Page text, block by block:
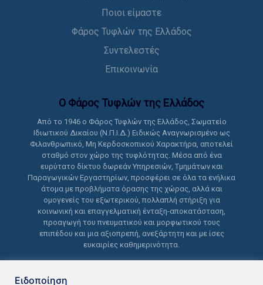
Ποιοι είμαστε
Φάρος Τυφλών της Ελλάδος
Συντελεστές
Επικοινωνία
Ο Φάρος Τυφλών της Ελλάδoς
Από το 1946 ο Φάρος Τυφλών της Ελλάδος, Σωματείο
Ιδιωτικού Δικαίου (Ν.Π.Ι.Δ.) Ειδικώς Αναγνωρισμένο ως
Φιλανθρωπικό, Μη Κερδοσκοπικού Χαρακτήρα, αποτελεί
σταθμό στον χώρο της τυφλότητας. Μέσα από ένα
ευρύτατο δίκτυο δωρεάν Υπηρεσιών, Τμημάτων και
Παραγωγικών Εργαστηρίων, προσφέρει σε όλα τα ενήλικα
άτομα με προβλήματα όρασης της χώρας, αλλά και
ομογενείς του εξωτερικού, πολλαπλή στήριξη για
κοινωνική και επαγγελματική ένταξη-αποκατάσταση,
προαγωγή του πνευματικού και μορφωτικού τους
επιπέδου και μια αξιοπρεπή, ανεξάρτητη και με ίσες
ευκαιρίες καθημερινότητα.
Ειδοποίηση